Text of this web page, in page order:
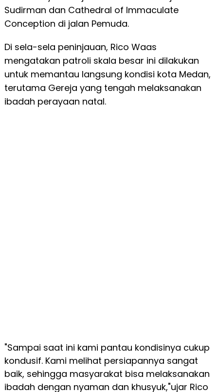
Sudirman dan Cathedral of Immaculate
Conception di jalan Pemuda.
Di sela-sela peninjauan, Rico Waas
mengatakan patroli skala besar ini dilakukan
untuk memantau langsung kondisi kota Medan,
terutama Gereja yang tengah melaksanakan
ibadah perayaan natal.
"Sampai saat ini kami pantau kondisinya cukup
kondusif. Kami melihat persiapannya sangat
baik, sehingga masyarakat bisa melaksanakan
ibadah dengan nyaman dan khusyuk,"ujar Rico